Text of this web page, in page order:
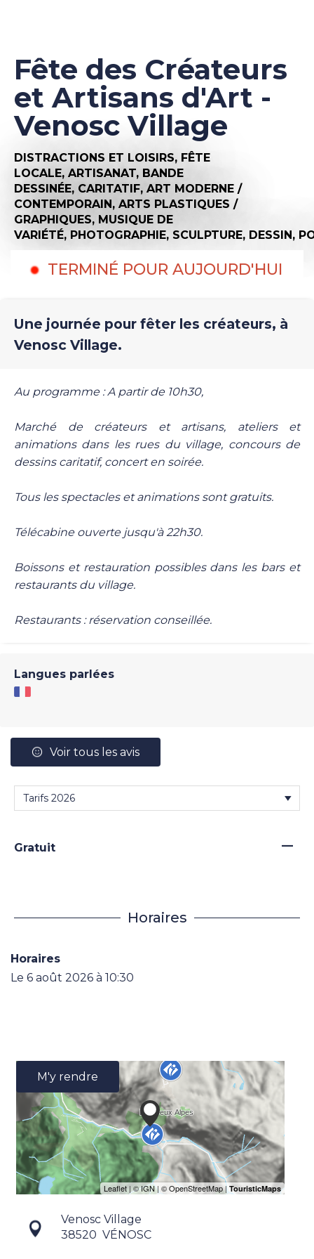
Fête des Créateurs
et Artisans d'Art -
Venosc Village
DISTRACTIONS ET LOISIRS, FÊTE
LOCALE, ARTISANAT, BANDE
DESSINÉE, CARITATIF, ART MODERNE /
CONTEMPORAIN, ARTS PLASTIQUES /
GRAPHIQUES, MUSIQUE DE
VARIÉTÉ, PHOTOGRAPHIE, SCULPTURE, DESSIN,
TERMINÉ POUR AUJOURD'HUI
Une journée pour fêter les créateurs, à
Venosc Village.
Au programme : A partir de 10h30,
Marché de créateurs et artisans, ateliers et
animations dans les rues du village, concours de
dessins caritatif, concert en soirée.
Tous les spectacles et animations sont gratuits.
Télécabine ouverte jusqu'à 22h30.
Boissons et restauration possibles dans les bars et
restaurants du village.
Restaurants : réservation conseillée.
Langues parlées
Voir tous les avis
Gratuit —
Horaires
Horaires
Le 6 août 2026 à 10:30
M'y rendre
Venosc Village
38520 VÉNOSC